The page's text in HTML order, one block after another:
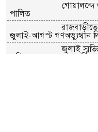
গোয়ালন্দে
পালিত
জুলাই-আগস্ট গণঅভ্যুত্থান
জুলাই